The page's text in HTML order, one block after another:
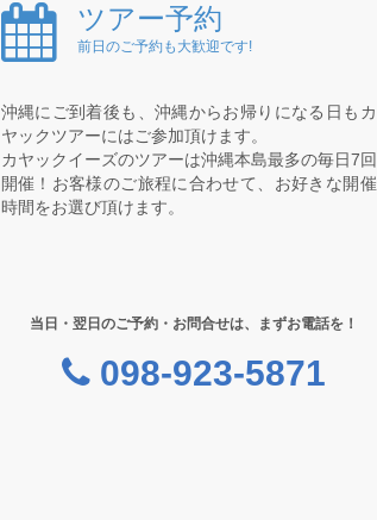
ツアー予約
前日のご予約も大歓迎です!
沖縄にご到着後も、沖縄からお帰りになる日もカ
ヤックツアーにはご参加頂けます。
カヤックイーズのツアーは沖縄本島最多の毎日7回
開催！お客様のご旅程に合わせて、お好きな開催
時間をお選び頂けます。
当日・翌日のご予約・お問合せは、まずお電話を！
098-923-5871